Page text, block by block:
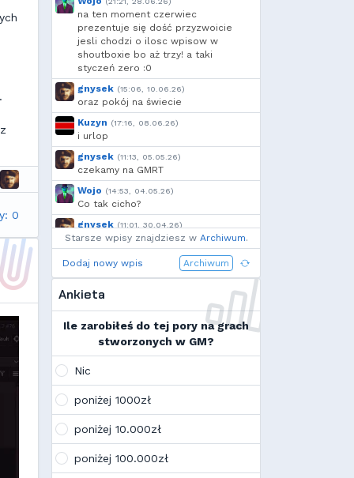
.
0
Deusald, szmalu,
Sporek, OdrzuconyKrakers
Ulti, Kandif, Skovv,
Danieo, bagno, Arrekin
Mtax, MrTesterr
RuLing, Voytec, szynka
Cebul, Borek , moeglich
Add92, Krzysiek1250
Shockah
xVANiLL
na ten moment czerwiec
prezentuje się dość przyzwoicie
jesli chodzi o ilosc wpisow w
shoutboxie bo aż trzy! a taki
styczeń zero :0
gnysek (15:06, 10.06.26)
oraz pokój na świecie
Kuzyn (17:16, 08.06.26)
i urlop
gnysek (11:13, 05.05.26)
czekamy na GMRT
Wojo (14:53, 04.05.26)
Co tak cicho?
gnysek (11:01, 30.04.26)
Grill panie, grill.
Wojo
(14:18, 29.04.26)
Jak planujecie spędzić najbliższą
Ja zainstalowałem sobie Linux mint
na swoim laptopie
Wojo
Tak, po zmianach gmclan przeżywa
wskazują, że ten rok będzie rokiem
Linuxa, rokiem odejścia od
discorda na rzecz forów
internetowych
K Kamilek
Starsze wpisy znajdziesz w Archiwum.
Dodaj nowy wpis Archiwum
Ankieta
Ile zarobiłeś do tej pory na grach
stworzonych w GM?
Nic
poniżej 1000zł
poniżej 10.000zł
poniżej 100.000zł